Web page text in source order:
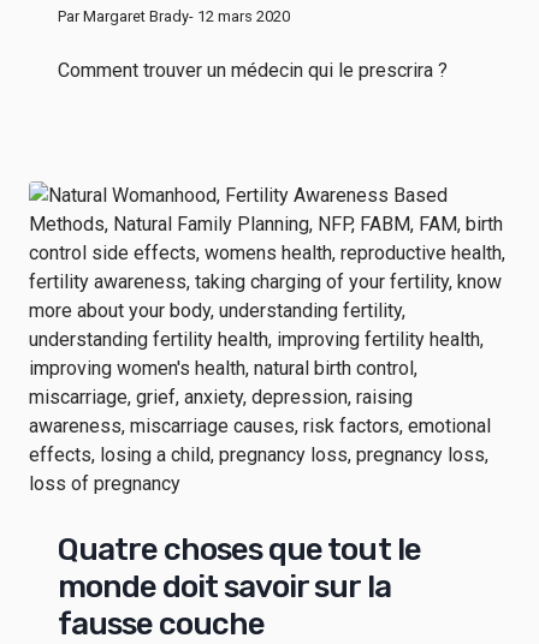
Par Margaret Brady- 12 mars 2020
Comment trouver un médecin qui le prescrira ?
Quatre choses que tout le
monde doit savoir sur la
fausse couche